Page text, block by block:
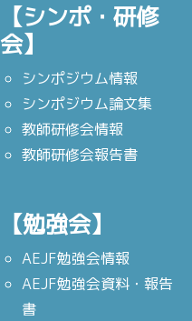
【シンポ・研修
会】
シンポジウム情報
シンポジウム論文集
教師研修会情報
教師研修会報告書
【勉強会】
AEJF勉強会情報
AEJF勉強会資料・報告
書